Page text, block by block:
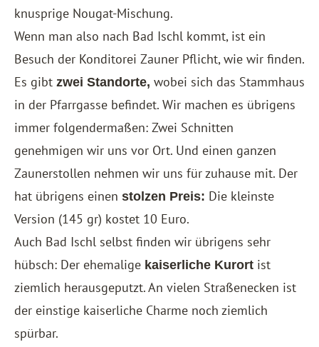
knusprige Nougat-Mischung.
Wenn man also nach Bad Ischl kommt, ist ein
Besuch der Konditorei Zauner Pflicht, wie wir finden.
Es gibt zwei Standorte, wobei sich das Stammhaus
in der Pfarrgasse befindet. Wir machen es übrigens
immer folgendermaßen: Zwei Schnitten
genehmigen wir uns vor Ort. Und einen ganzen
Zaunerstollen nehmen wir uns für zuhause mit. Der
hat übrigens einen stolzen Preis: Die kleinste
Version (145 gr) kostet 10 Euro.
Auch Bad Ischl selbst finden wir übrigens sehr
hübsch: Der ehemalige kaiserliche Kurort ist
ziemlich herausgeputzt. An vielen Straßenecken ist
der einstige kaiserliche Charme noch ziemlich
spürbar.